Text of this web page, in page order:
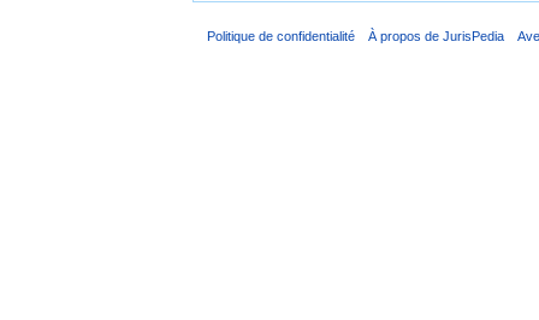
Politique de confidentialité À propos de JurisPedia